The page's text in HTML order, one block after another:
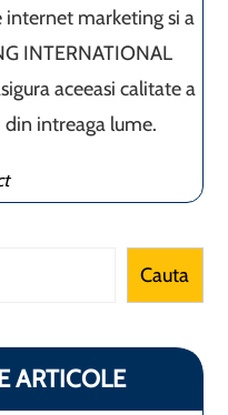
marketing si a
INTERNATIONAL
aceeasi calitate a
intreaga lume.
Cauta
ARTICOLE